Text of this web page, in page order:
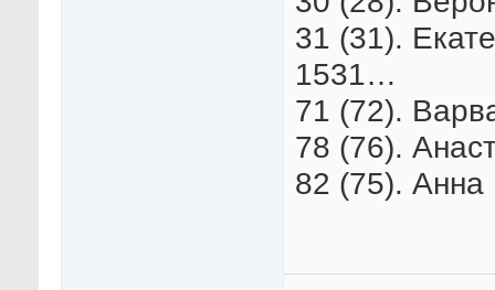
31 (31).
1531…
71 (72).
78 (76).
82 (75). Анна